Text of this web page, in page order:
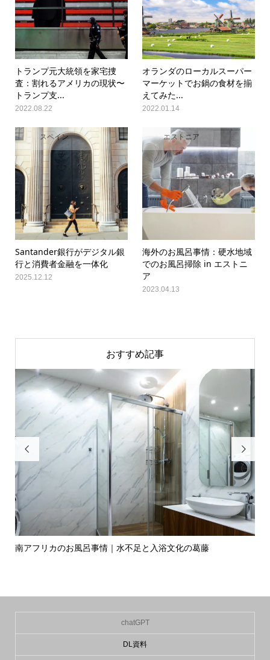
トランプ元大統領を家宅捜
査：割れるアメリカの現状〜
トランプ支...
2022.08.22
オランダのローカルスーパー
マーケットでお鍋の食材を揃
えてみた...
2022.01.14
スペイン
Santander銀行がデジタル銀
行と消費者金融を一体化
2025.12.12
エストニア
海外のお風呂事情：硬水地域
でのお風呂掃除 in エストニ
ア
2023.04.13
おすすめ記事

南アフリカのお風呂事情｜水不足と入浴文化の葛藤

chatGPT
DL資料